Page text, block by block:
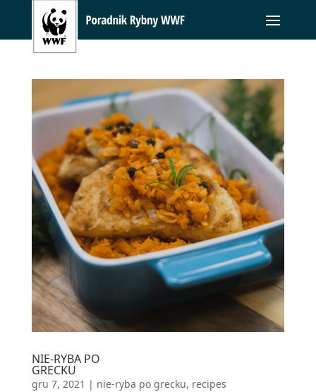
NIE-RYBA PO
GRECKU
gru 7, 2021 | nie-ryba po grecku, recipes